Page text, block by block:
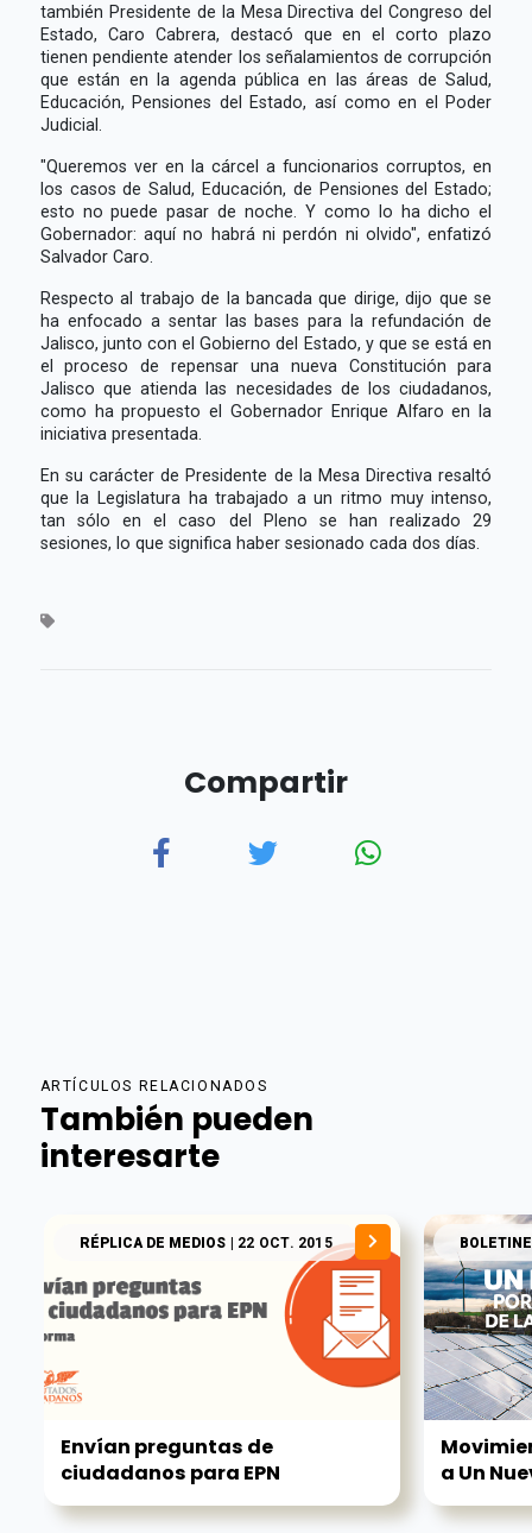
también Presidente de la Mesa Directiva del Congreso del
Estado, Caro Cabrera, destacó que en el corto plazo
tienen pendiente atender los señalamientos de corrupción
que están en la agenda pública en las áreas de Salud,
Educación, Pensiones del Estado, así como en el Poder
Judicial.
"Queremos ver en la cárcel a funcionarios corruptos, en
los casos de Salud, Educación, de Pensiones del Estado;
esto no puede pasar de noche. Y como lo ha dicho el
Gobernador: aquí no habrá ni perdón ni olvido", enfatizó
Salvador Caro.
Respecto al trabajo de la bancada que dirige, dijo que se
ha enfocado a sentar las bases para la refundación de
Jalisco, junto con el Gobierno del Estado, y que se está en
el proceso de repensar una nueva Constitución para
Jalisco que atienda las necesidades de los ciudadanos,
como ha propuesto el Gobernador Enrique Alfaro en la
iniciativa presentada.
En su carácter de Presidente de la Mesa Directiva resaltó
que la Legislatura ha trabajado a un ritmo muy intenso,
tan sólo en el caso del Pleno se han realizado 29
sesiones, lo que significa haber sesionado cada dos días.
Compartir
ARTÍCULOS RELACIONADOS
También pueden
interesarte
RÉPLICA DE MEDIOS | 22 OCT. 2015
Envían preguntas de
ciudadanos para EPN
a Un